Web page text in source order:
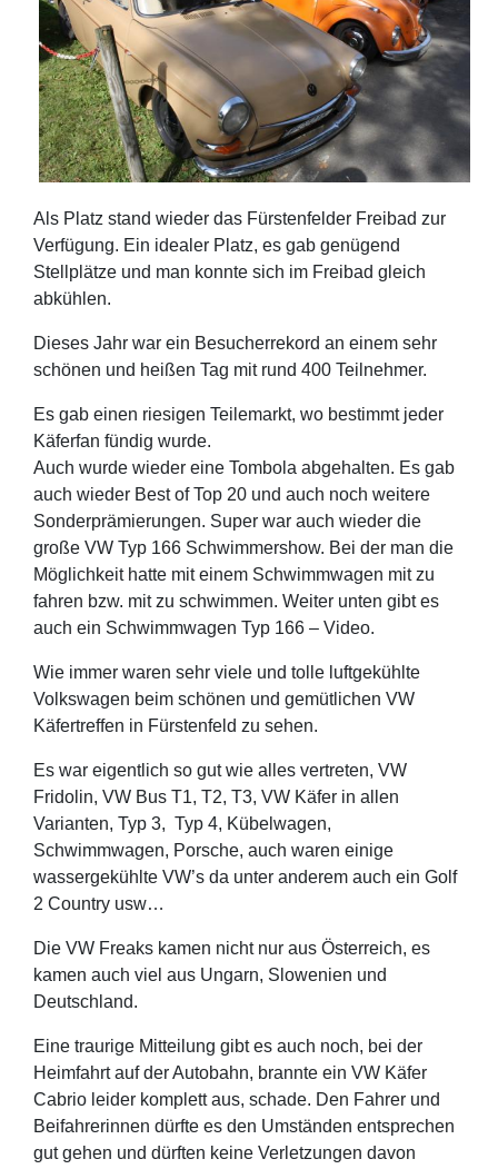
Als Platz stand wieder das Fürstenfelder Freibad zur
Verfügung. Ein idealer Platz, es gab genügend
Stellplätze und man konnte sich im Freibad gleich
abkühlen.
Dieses Jahr war ein Besucherrekord an einem sehr
schönen und heißen Tag mit rund 400 Teilnehmer.
Es gab einen riesigen Teilemarkt, wo bestimmt jeder
Käferfan fündig wurde.
Auch wurde wieder eine Tombola abgehalten. Es gab
auch wieder Best of Top 20 und auch noch weitere
Sonderprämierungen. Super war auch wieder die
große VW Typ 166 Schwimmershow. Bei der man die
Möglichkeit hatte mit einem Schwimmwagen mit zu
fahren bzw. mit zu schwimmen. Weiter unten gibt es
auch ein Schwimmwagen Typ 166 – Video.
Wie immer waren sehr viele und tolle luftgekühlte
Volkswagen beim schönen und gemütlichen VW
Käfertreffen in Fürstenfeld zu sehen.
Es war eigentlich so gut wie alles vertreten, VW
Fridolin, VW Bus T1, T2, T3, VW Käfer in allen
Varianten, Typ 3, Typ 4, Kübelwagen,
Schwimmwagen, Porsche, auch waren einige
wassergekühlte VW’s da unter anderem auch ein Golf
2 Country usw…
Die VW Freaks kamen nicht nur aus Österreich, es
kamen auch viel aus Ungarn, Slowenien und
Deutschland.
Eine traurige Mitteilung gibt es auch noch, bei der
Heimfahrt auf der Autobahn, brannte ein VW Käfer
Cabrio leider komplett aus, schade. Den Fahrer und
Beifahrerinnen dürfte es den Umständen entsprechen
gut gehen und dürften keine Verletzungen davon